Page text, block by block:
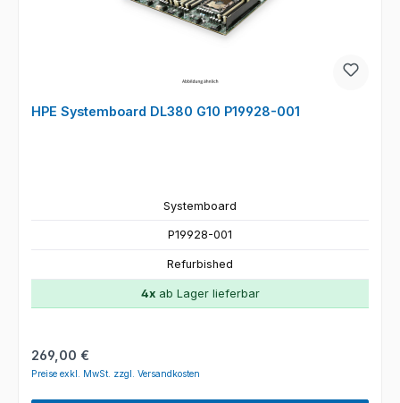
HPE Systemboard DL380 G10 P19928-001
Systemboard
P19928-001
Refurbished
4xab Lager lieferbar
Regulärer Preis:
269,00 €
Preise exkl. MwSt. zzgl. Versandkosten